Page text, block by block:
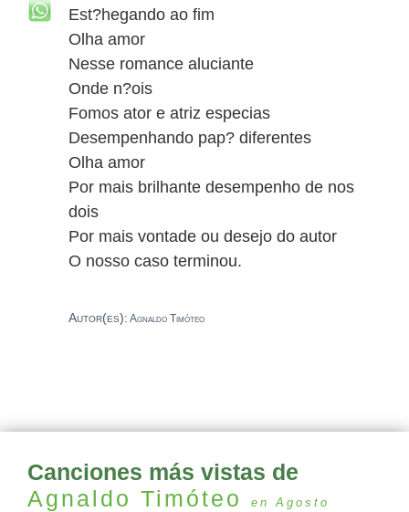
Est?hegando ao fim
Olha amor
Nesse romance aluciante
Onde n?ois
Fomos ator e atriz especias
Desempenhando pap? diferentes
Olha amor
Por mais brilhante desempenho de nos
dois
Por mais vontade ou desejo do autor
O nosso caso terminou.
Autor(es): Agnaldo Timóteo
Canciones más vistas de
Agnaldo Timóteo
en Agosto